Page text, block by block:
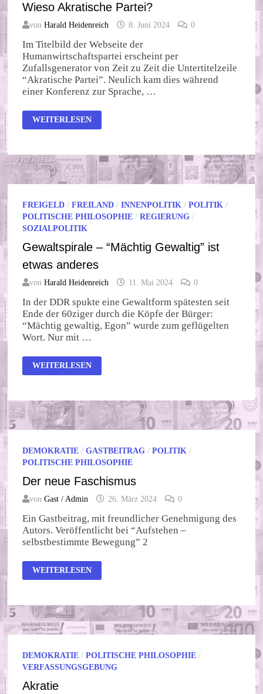
Wieso Akratische Partei?
vonHarald Heidenreich 8. Juni 2024 0
Im Titelbild der Webseite der
Humanwirtschaftspartei erscheint per
Zufallsgenerator von Zeit zu Zeit die Untertitelzeile
“Akratische Partei”. Neulich kam dies während
einer Konferenz zur Sprache, …
WIESO
AKRATISCHE
WEITERLESEN
FREIGELD /FREILAND /INNENPOLITIK /POLITIK /
POLITISCHE PHILOSOPHIE /REGIERUNG /
SOZIALPOLITIK
Gewaltspirale – “Mächtig Gewaltig” ist
etwas anderes
vonHarald Heidenreich 11. Mai 2024 0
In der DDR spukte eine Gewaltform spätesten seit
Ende der 60ziger durch die Köpfe der Bürger:
“Mächtig gewaltig, Egon” wurde zum geflügelten
Wort. Nur mit …
GEWALTSPIRALE
–
ETWAS
ANDERES
WEITERLESEN
DEMOKRATIE /GASTBEITRAG /POLITIK /
POLITISCHE PHILOSOPHIE
Der neue Faschismus
vonGast / Admin 26. März 2024 0
Ein Gastbeitrag, mit freundlicher Genehmigung des
Autors. Veröffentlicht bei “Aufstehen –
selbstbestimmte Bewegung” 2
DER
NEUE
WEITERLESEN
DEMOKRATIE /POLITISCHE PHILOSOPHIE /
VERFASSUNGSGEBUNG
Akratie